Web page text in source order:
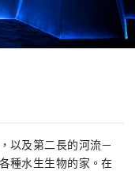
以及第二長的河流－
種水生生物的家。在